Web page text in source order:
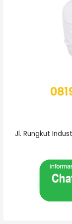
Jl. Rungkut